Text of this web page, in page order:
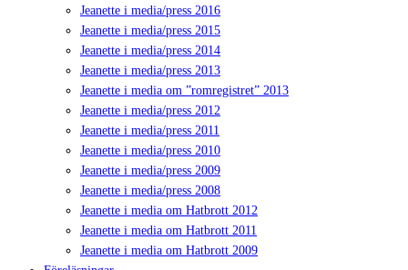
Jeanette i media/press 2016
Jeanette i media/press 2015
Jeanette i media/press 2014
Jeanette i media/press 2013
Jeanette i media om ”romregistret” 2013
Jeanette i media/press 2012
Jeanette i media/press 2011
Jeanette i media/press 2010
Jeanette i media/press 2009
Jeanette i media/press 2008
Jeanette i media om Hatbrott 2012
Jeanette i media om Hatbrott 2011
Jeanette i media om Hatbrott 2009